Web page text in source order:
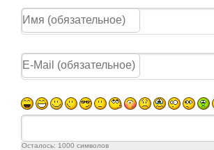
Осталось: 1000 символов